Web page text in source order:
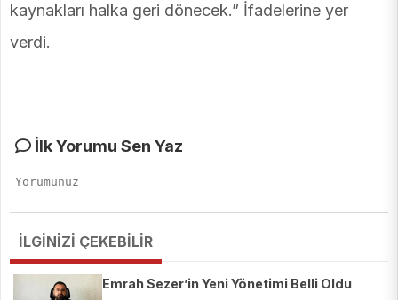
kaynakları halka geri dönecek.” İfadelerine yer
verdi.
İlk Yorumu Sen Yaz
İLGİNİZİ ÇEKEBİLİR
Emrah Sezer’in Yeni Yönetimi Belli Oldu